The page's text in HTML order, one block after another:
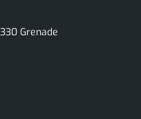
Grenade